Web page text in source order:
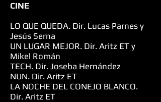
CINE
LO QUE QUEDA. Dir. Lucas Parnes y
Jesús Serna
UN LUGAR MEJOR. Dir. Aritz ET y
Mikel Román
TECH. Dir. Joseba Hernández
NUN. Dir. Aritz ET
LA NOCHE DEL CONEJO BLANCO.
Dir. Aritz ET